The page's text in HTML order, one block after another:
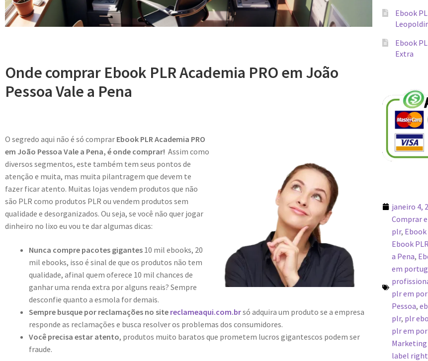
Onde comprar Ebook PLR Academia PRO em João
Pessoa Vale a Pena
O segredo aqui não é só comprar Ebook PLR Academia PRO
em João Pessoa Vale a Pena, é onde comprar! Assim como
diversos segmentos, este também tem seus pontos de
atenção e muita, mas muita pilantragem que devem te
fazer ficar atento. Muitas lojas vendem produtos que não
são PLR como produtos PLR ou vendem produtos sem
qualidade e desorganizados. Ou seja, se você não quer jogar
dinheiro no lixo eu vou te dar algumas dicas:
Nunca compre pacotes gigantes 10 mil ebooks, 20
mil ebooks, isso é sinal de que os produtos não tem
qualidade, afinal quem oferece 10 mil chances de
ganhar uma renda extra por alguns reais? Sempre
desconfie quanto a esmola for demais.
Sempre busque por reclamações no site reclameaqui.com.brsó adquira um produto se a empresa
responde as reclamações e busca resolver os problemas dos consumidores.
Você precisa estar atento, produtos muito baratos que prometem lucros gigantescos podem ser
fraude.
Ebook
Ebook
Extra
janeiro 4,
Comprar
plr, Ebook
Ebook
a Pena,
em
plr em
Pessoa,
plr, plr
plr em
label